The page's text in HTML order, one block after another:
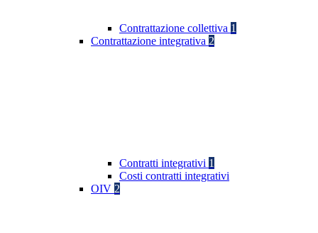
Contrattazione collettiva 1
Contrattazione integrativa 2
Contratti integrativi 1
Costi contratti integrativi
OIV 2